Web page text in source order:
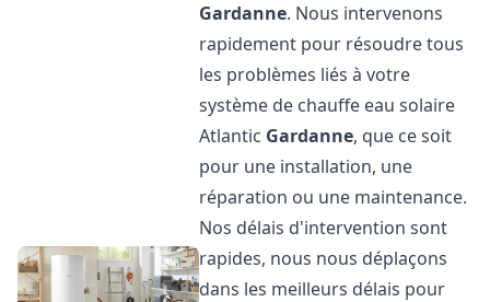
Gardanne. Nous intervenons
rapidement pour résoudre tous
les problèmes liés à votre
système de chauffe eau solaire
Atlantic Gardanne, que ce soit
pour une installation, une
réparation ou une maintenance.
Nos délais d'intervention sont
rapides, nous nous déplaçons
dans les meilleurs délais pour